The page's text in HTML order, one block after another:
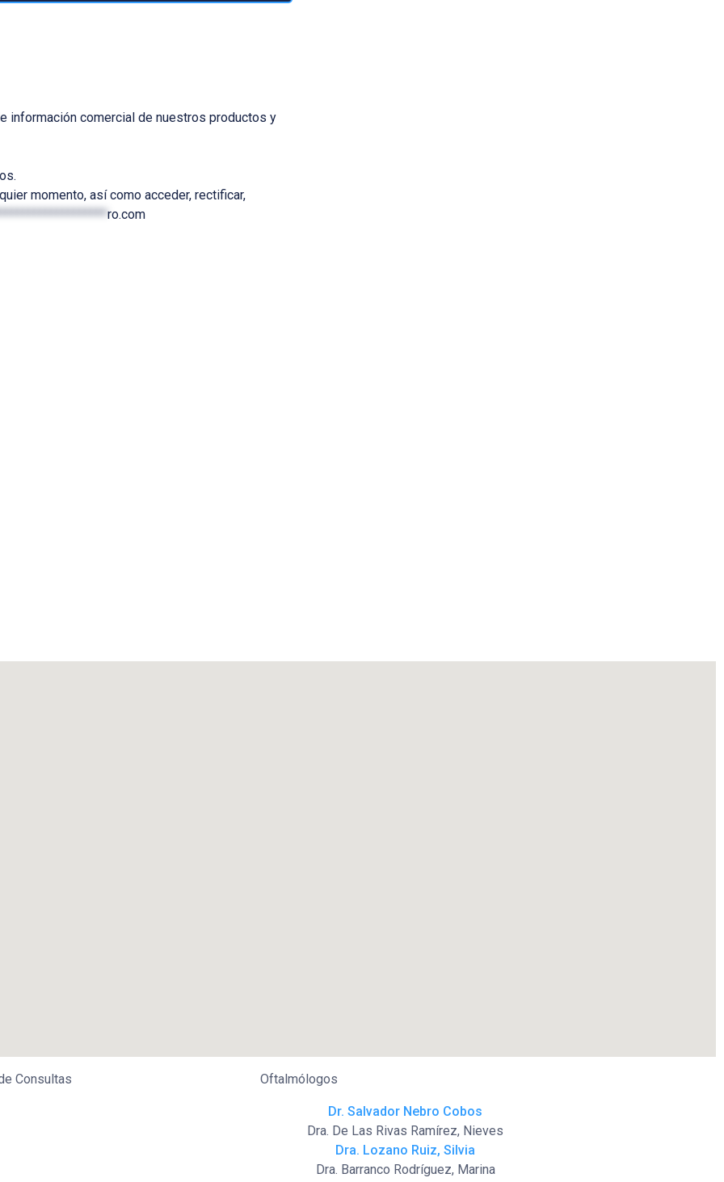
información comercial de nuestros productos y
momento, así como acceder, rectificar,
ro.com
Consultas Oftalmólogos
Dr. Salvador Nebro Cobos
Dra. De Las Rivas Ramírez, Nieves
Dra. Lozano Ruiz, Silvia
Dra. Barranco Rodríguez, Marina